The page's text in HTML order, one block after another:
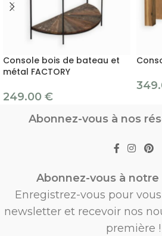
Console bois de bateau et
métal FACTORY
249.00 €
Abonnez-vous à nos
Abonnez-vous à
Enregistrez-vous pour
newsletter et recevoir nos
première !